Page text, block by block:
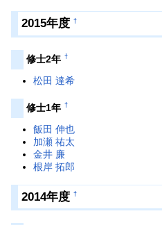
2015年度 †
修士2年 †
松田 達希
修士1年 †
飯田 伸也
加瀬 祐太
金井 廉
根岸 拓郎
2014年度 †